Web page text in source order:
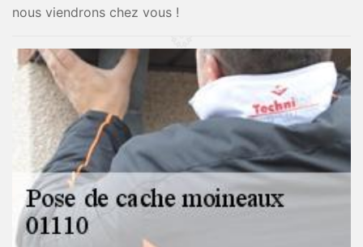
nous viendrons chez vous !